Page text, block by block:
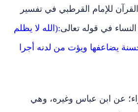
للإمام القرطبي في تفسير
:(الله لا يظلم
يضاعفها ويؤت من لدنه أجرا
عن ابن عباس وغيره، وهي